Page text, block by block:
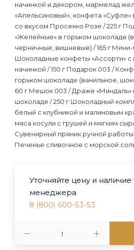
начинкой и декором, мармелад
«Апельсиновый», конфета
со вкусом Просекко Розе / 225 г
«Желейные» в горьком шоколаде
черничные, вишневые) / 165 г Мини-
Шоколадные конфеты «Ассорти» с
начинкой / 150 г Подарок 003 /
горьком шоколаде (ванильное,
60 г Мешок 003 / Драже «Миндаль»
шоколаде / 250 г Шоколадный
белый с клубникой и малиновым
мяса косули с грушей и мягким
Сувенирный пряник ручной работы
Печенье сливочное с морской
Уточняйте цену и наличие
менеджера
8 (800) 600-53-53